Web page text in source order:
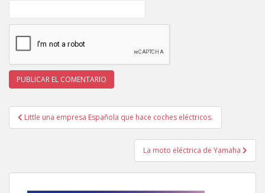
Navegación
de
Little una empresa Española que hace coches eléctricos.
La moto eléctrica de Yamaha